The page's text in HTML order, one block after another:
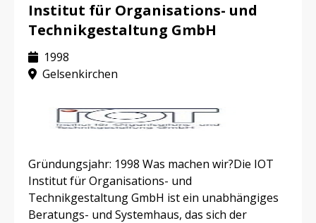
Institut für Organisations- und
Technikgestaltung GmbH
1998
Gelsenkirchen
Gründungsjahr: 1998 Was machen wir?Die IOT
Institut für Organisations- und
Technikgestaltung GmbH ist ein unabhängiges
Beratungs- und Systemhaus, das sich der